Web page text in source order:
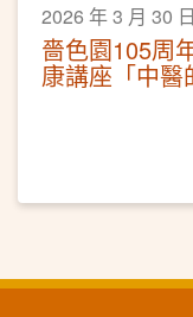
2026 年 3 月 30 日
嗇色園105周
康講座「中醫